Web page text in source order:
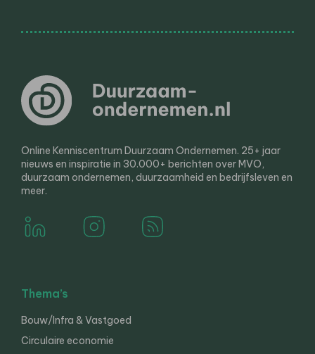
Online Kenniscentrum Duurzaam Ondernemen. 25+ jaar
nieuws en inspiratie in 30.000+ berichten over MVO,
duurzaam ondernemen, duurzaamheid en bedrijfsleven en
meer.
Thema’s
Bouw/Infra & Vastgoed
Circulaire economie